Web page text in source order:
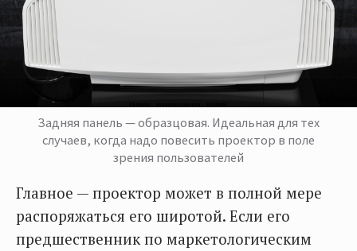
Задняя панель — образцовая. Идеальная для тех
случаев, когда надо повесить проектор в поле
зрения пользователей
Главное — проектор может в полной мере
распоряжаться его широтой. Если его
предшественник по маркетологическим